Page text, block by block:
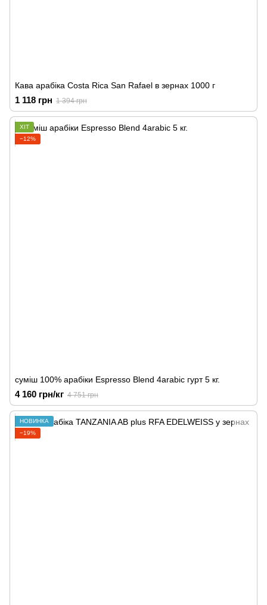
Кава арабіка Costa Rica San Rafael в зернах 1000 г
1 118 грн 1 394 грн
ХІТ
−12%
суміш 100% арабіки Espresso Blend 4arabic гурт 5 кг.
4 160 грн/кг 4 751 грн
НОВИНКА
−19%